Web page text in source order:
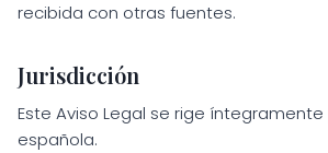
recibida con otras fuentes.
Jurisdicción
Este Aviso Legal se rige
española.